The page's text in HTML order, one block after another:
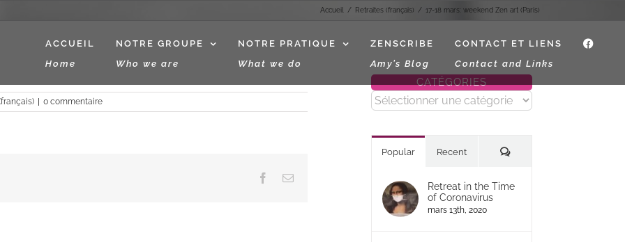
ACCUEIL
Home
NOTRE GROUPE
Who we are
NOTRE PRATIQUE
What we do
ZENSCRIBE
Amy’s Blog
CONTACT ET LIENS
Contact and Links
Accueil Retraites (français) 17-18 mars: weekend Zen art (Paris)
0 commentaire
Facebook
Email
CATÉGORIES
Catégories
Popular Recent Commentaires
Retreat in the Time
of Coronavirus
mars 13th, 2020